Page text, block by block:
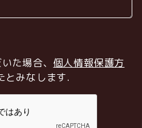
た場合、 個人情報保護方
とみなします.